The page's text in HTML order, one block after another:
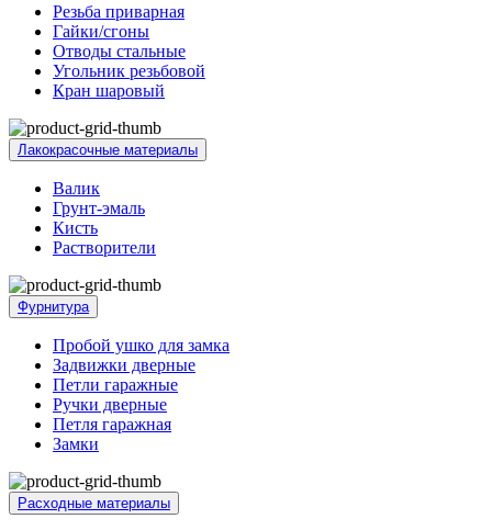
Резьба приварная
Гайки/сгоны
Отводы стальные
Угольник резьбовой
Кран шаровый
Лакокрасочные материалы
Валик
Грунт-эмаль
Кисть
Растворители
Фурнитура
Пробой ушко для замка
Задвижки дверные
Петли гаражные
Ручки дверные
Петля гаражная
Замки
Расходные материалы